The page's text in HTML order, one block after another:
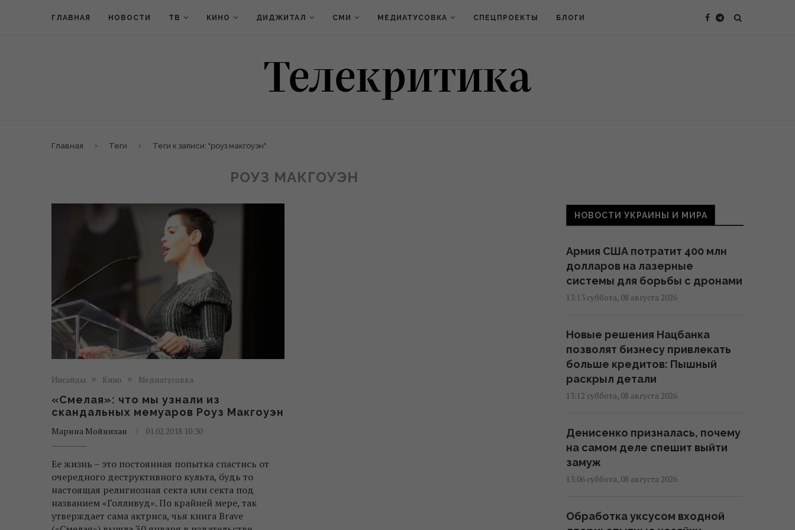
ГЛАВНАЯ НОВОСТИ ТВ КИНО ДИДЖИТАЛ СМИ МЕДИАТУСОВКА СПЕЦПРОЕКТЫ БЛОГИ
Главная Теги Теги к записи: "роуз макгоуэн"
РОУЗ МАКГОУЭН
Инсайды Кино Медиатусовка
«Смелая»: что мы узнали из
скандальных мемуаров Роуз Макгоуэн
Марина Мойнихан 01.02.2018 10:30
Ее жизнь – это постоянная попытка спастись от
очередного деструктивного культа, будь то
настоящая религиозная секта или секта под
названием «Голливуд». По крайней мере, так
утверждает сама актриса, чья книга Brave
НОВОСТИ УКРАИНЫ И МИРА
Армия США потратит 400 млн
долларов на лазерные
системы для борьбы с дронами
13:13 суббота, 08 августа 2026
Новые решения Нацбанка
позволят бизнесу привлекать
больше кредитов: Пышный
раскрыл детали
13:12 суббота, 08 августа 2026
Денисенко призналась, почему
на самом деле спешит выйти
замуж
13:06 суббота, 08 августа 2026
Обработка уксусом входной